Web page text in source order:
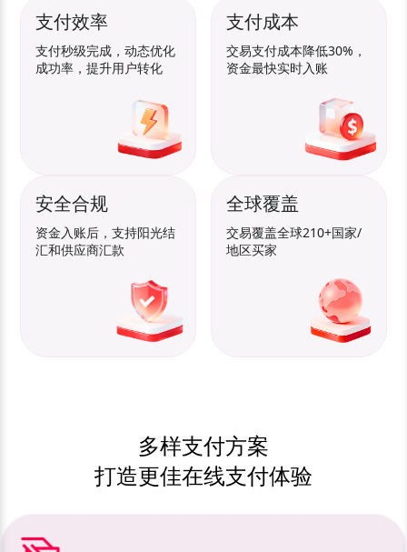
支付效率
支付秒级完成，动态优化
成功率，提升用户转化
支付成本
交易支付成本降低30%，
资金最快实时入账
安全合规
资金入账后，支持阳光结
汇和供应商汇款
全球覆盖
交易覆盖全球210+国家/
地区买家
多样支付方案
打造更佳在线支付体验